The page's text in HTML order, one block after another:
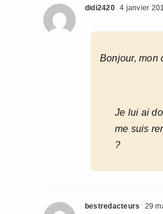
didi2420 4 janvier
Bonjour, mon
Je lui ai
me suis
?
bestredacteurs 29